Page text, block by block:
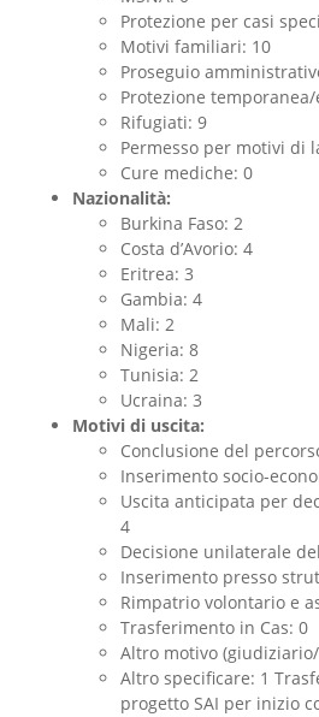
Protezione per casi
Motivi familiari: 10
Proseguio
Protezione
Rifugiati: 9
Permesso per motivi di
Cure mediche: 0
Nazionalità:
Burkina Faso: 2
Costa d’Avorio: 4
Eritrea: 3
Gambia: 4
Mali: 2
Nigeria: 8
Tunisia: 2
Ucraina: 3
Motivi di uscita:
Conclusione del
Inserimento socio-
Uscita anticipata per
4
Decisione unilaterale
Inserimento presso
Rimpatrio volontario e
Trasferimento in Cas: 0
Altro motivo
Altro specificare: 1
progetto SAI per inizio